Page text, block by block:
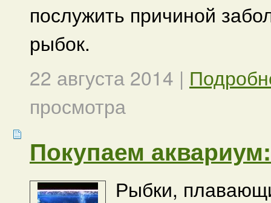
послужить причиной
рыбок.
22 августа 2014 |
просмотра
Покупаем
Рыбки,